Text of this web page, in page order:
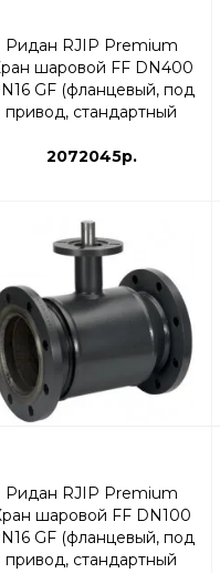
Ридан RJIP Premium
шаровой FF DN400
GF (фланцевый, под
привод, стандартный
2072045р.
Ридан RJIP Premium
шаровой FF DN100
GF (фланцевый, под
привод, стандартный